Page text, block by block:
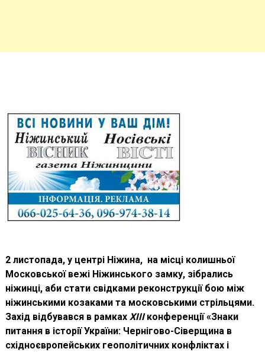
2 листопада, у центрі Ніжина, на місці колишньої
Московської вежі Ніжинського замку, зібрались
ніжинці, аби стати свідками реконструкції бою між
ніжинськими козаками та московськими стрільцями.
Захід відбувався в рамках XIIIконференції «Знаки
питання в історії України: Чернігово-Сіверщина в
східноєвропейських геополітичних конфліктах і